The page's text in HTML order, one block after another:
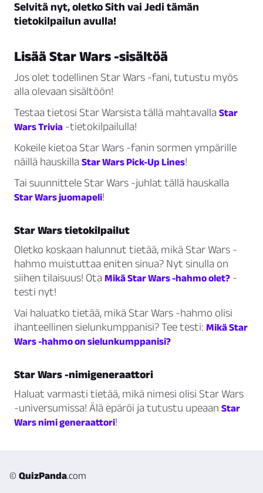
Selvitä nyt, oletko Sith vai Jedi tämän
tietokilpailun avulla!
Lisää Star Wars -sisältöä
Jos olet todellinen Star Wars -fani, tutustu myös
alla olevaan sisältöön!
Testaa tietosi Star Warsista tällä mahtavalla Star
Wars Trivia -tietokilpailulla!
Kokeile kietoa Star Wars -fanin sormen ympärille
näillä hauskilla Star Wars Pick-Up Lines!
Tai suunnittele Star Wars -juhlat tällä hauskalla
Star Wars juomapeli!
Star Wars tietokilpailut
Oletko koskaan halunnut tietää, mikä Star Wars -
hahmo muistuttaa eniten sinua? Nyt sinulla on
siihen tilaisuus! Ota Mikä Star Wars -hahmo olet? -
testi nyt!
Vai haluatko tietää, mikä Star Wars -hahmo olisi
ihanteellinen sielunkumppanisi? Tee testi: Mikä Star
Wars -hahmo on sielunkumppanisi?
Star Wars -nimigeneraattori
Haluat varmasti tietää, mikä nimesi olisi Star Wars
-universumissa! Älä epäröi ja tutustu upeaan Star
Wars nimi generaattori!
© QuizPanda.com